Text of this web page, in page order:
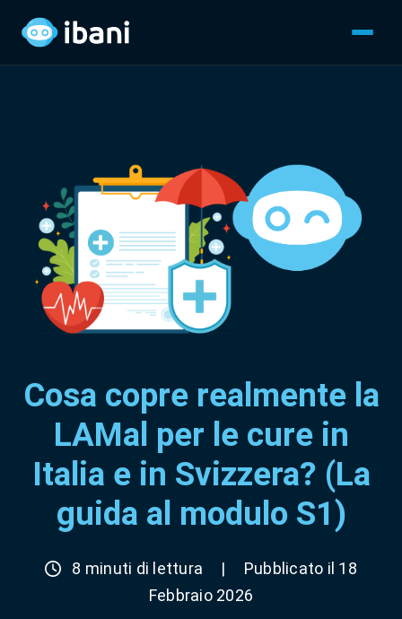
Cosa copre realmente la
LAMal per le cure in
Italia e in Svizzera? (La
guida al modulo S1)
8 minuti di lettura |
Pubblicato il 18
Febbraio 2026